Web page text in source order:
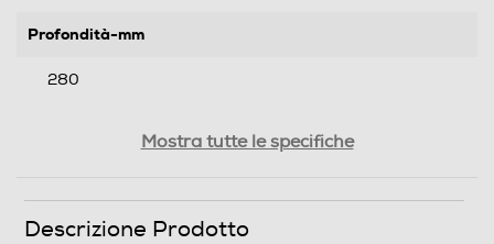
Profondità-mm
280
Informazioni sulla sicurezza del prodotto
Mostra tutte le specifiche
Descrizione Prodotto